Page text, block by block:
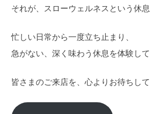
それが、スローウェルネスという休息
忙しい日常から一度立ち止まり、
急がない、深く味わう休息を体験し
皆さまのご来店を、心よりお待ちして